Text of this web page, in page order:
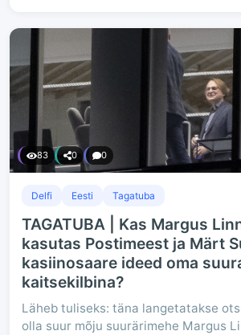
83 0 0
Delfi Eesti Tagatuba
TAGATUBA | Kas Margus
kasutas Postimeest ja Märt
kasiinosaare ideed oma
kaitsekilbina?
Läheb tuliseks: täna langetatakse
olla suur mõju suurärimehe Margus